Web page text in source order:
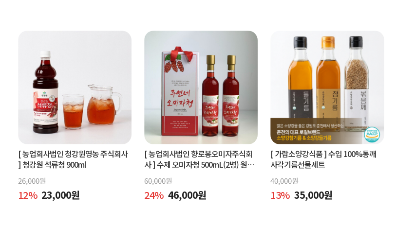
[ 농업회사법인 청강원영농 주식회사
] 청강원 석류청 900ml
26,000원
12% 23,000원
[ 농업회사법인 향로봉오미자주식회
사 ]수제 오미자청 500mL(2병) 원액
엑기스l[주연네 오미자]
60,000원
24% 46,000원
[ 가람소양강식품 ]수입 100%통깨
사각기름선물세트
40,000원
13% 35,000원